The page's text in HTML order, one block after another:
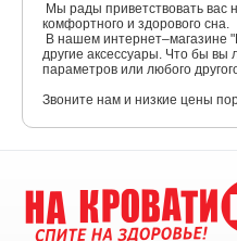
Мы рады приветствовать вас
комфортного и здорового сна.
В нашем интернет–магазине
другие аксессуары. Что бы вы
параметров или любого
Звоните нам и низкие цены